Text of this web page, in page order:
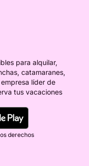
para alquilar,
catamaranes,
líder de
tus vacaciones
derechos